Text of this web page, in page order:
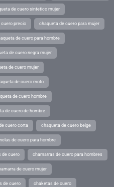
de cuero sintetico mujer
cuero precio chaqueta de cuero para mujer
de cuero para hombre
de cuero negra mujer
de cuero mujer
de cuero moto
de cuero hombre
de cuero de hombre
cuero corta chaqueta de cuero beige
de cuero para hombre
de cuero chamarras de cuero para hombres
de cuero mujer
de cuero chaketas de cuero